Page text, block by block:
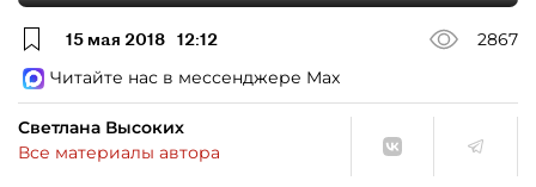
15 мая 2018 12:12
2867
Читайте нас в мессенджере Max
Светлана Высоких
Все материалы автора